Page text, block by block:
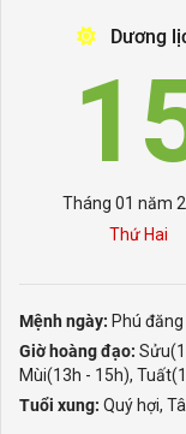
Dương
Tháng 01 năm
Thứ Hai
Mệnh ngày: Phú
Giờ hoàng đạo:
Mùi(13h - 15h),
Tuổi xung: Quý hợi,